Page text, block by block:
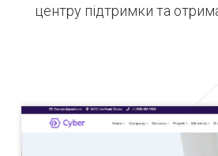
центру підтримки та